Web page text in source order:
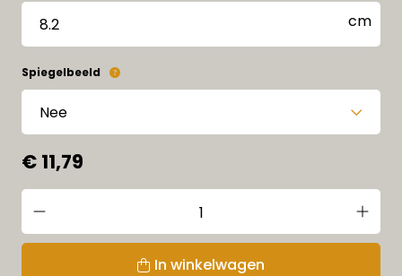
Spiegelbeeld
€ 11,79
In winkelwagen